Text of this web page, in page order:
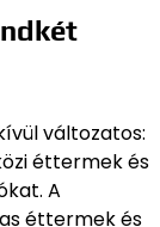
változatos:
éttermek és
A
éttermek és